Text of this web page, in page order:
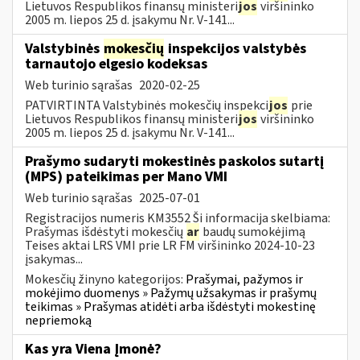
Lietuvos Respublikos finansų ministerijos viršininko
2005 m. liepos 25 d. įsakymu Nr. V-141...
Valstybinės mokesčių inspekcijos valstybės
tarnautojo elgesio kodeksas
Web turinio sąrašas 2020-02-25
PATVIRTINTA Valstybinės mokesčių inspekcijos prie
Lietuvos Respublikos finansų ministerijos viršininko
2005 m. liepos 25 d. įsakymu Nr. V-141...
Prašymo sudaryti mokestinės paskolos sutartį
(MPS) pateikimas per Mano VMI
Web turinio sąrašas 2025-07-01
Registracijos numeris KM3552 Ši informacija skelbiama:
Prašymas išdėstyti mokesčių ar baudų sumokėjimą
Teises aktai LRS VMI prie LR FM viršininko 2024-10-23
įsakymas...
Mokesčių žinyno kategorijos: Prašymai, pažymos ir
mokėjimo duomenys » Pažymų užsakymas ir prašymų
teikimas » Prašymas atidėti arba išdėstyti mokestinę
nepriemoką
Kas yra Viena Įmonė?